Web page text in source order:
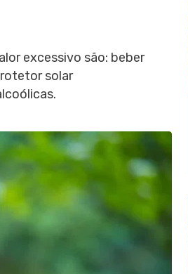
excessivo são: beber
solar